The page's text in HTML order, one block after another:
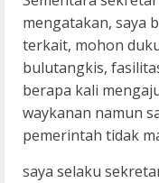
mengatakan, saya
terkait, mohon
bulutangkis,
berapa kali
waykanan namun
pemerintah tidak
saya selaku